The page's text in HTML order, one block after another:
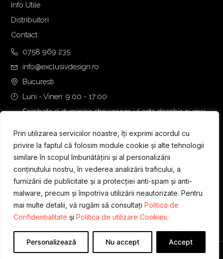
Prin utilizarea serviciilor noastre, îți exprimi acordul cu
privire la faptul că folosim module cookie și alte tehnologii
similare în scopul îmbunătățirii și al personalizării
conținutului nostru, în vederea analizării traficului, a
furnizării de publicitate și a protecției anti-spam și anti-
malware, precum și împotriva utilizării neautorizate. Pentru
mai multe detalii, vă rugăm să consultați Politica de
Confidențialitate și Politica de utilizare Cookies.
Personalizează Nu accept Accept
Info Utile
Distribuitori
Contact
0758 969 235
info@exclusivdesign.ro
Bucuresti
Luni - Vineri: 9:00 - 17:00
Sambata si duminica showroom-ul este deschis numai
Designed & Developed byWEDEV IT